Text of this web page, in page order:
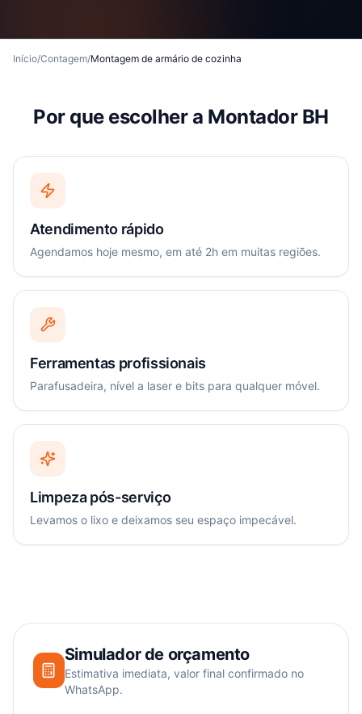
Início/Contagem/Montagem de armário de cozinha
Por que escolher a Montador BH
Atendimento rápido
Agendamos hoje mesmo, em até 2h em muitas regiões.
Ferramentas profissionais
Parafusadeira, nível a laser e bits para qualquer móvel.
Limpeza pós-serviço
Levamos o lixo e deixamos seu espaço impecável.
Simulador de orçamento
Estimativa imediata, valor final confirmado no
WhatsApp.